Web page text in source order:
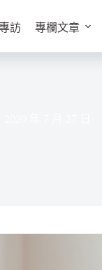
訪 專欄文章